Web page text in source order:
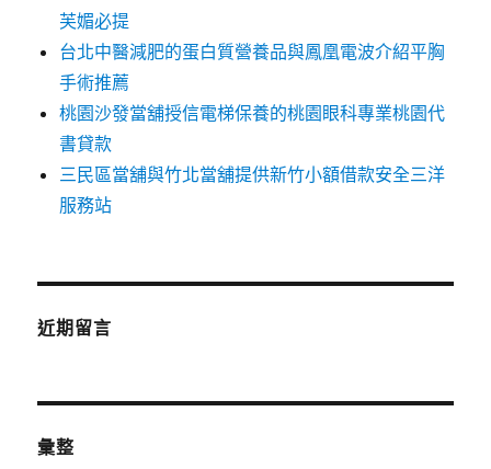
芙媚必提
台北中醫減肥的蛋白質營養品與鳳凰電波介紹平胸
手術推薦
桃園沙發當舖授信電梯保養的桃園眼科專業桃園代
書貸款
三民區當舖與竹北當舖提供新竹小額借款安全三洋
服務站
近期留言
彙整